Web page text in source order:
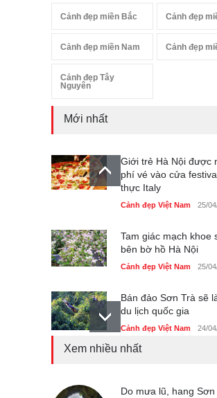
Cảnh đẹp miền Bắc Cảnh đẹp
Cảnh đẹp miền Nam Cảnh đẹp
Cảnh đẹp Tây
Nguyên
Mới nhất
Giới trẻ Hà Nội được
phí vé vào cửa
thực Italy
Cảnh đẹp Việt Nam 25/
Tam giác mạch khoe
bên bờ hồ Hà Nội
Cảnh đẹp Việt Nam 25/
Bán đảo Sơn Trà sẽ
du lịch quốc gia
Cảnh đẹp Việt Nam 24/
Cảnh đẹp Việt Nam 25/
Xem nhiều nhất
Do mưa lũ, hang Sơn